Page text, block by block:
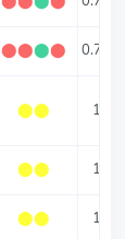
⬤⬤⬤⬤ 0.75
⬤⬤ 1
⬤⬤ 1
⬤⬤ 1